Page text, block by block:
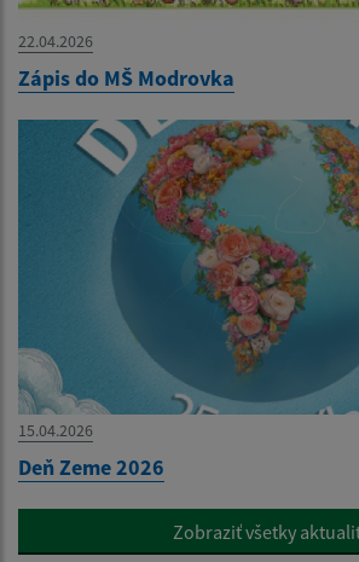
22.04.2026
Zápis do MŠ Modrovka
15.04.2026
Deň Zeme 2026
Zobraziť všetky